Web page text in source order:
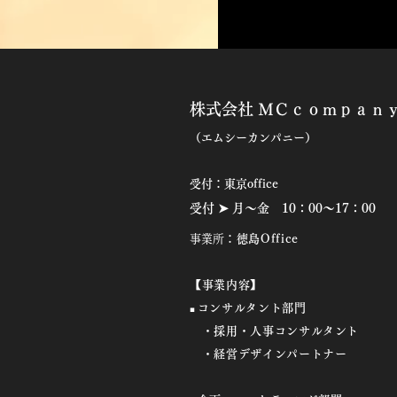
株式会社 ＭＣｃｏｍｐａｎｙ
（エムシーカンパニー）
​​受付：東京office
受付 ➤ 月～金 10：00～17 ：00
​事業所 ：徳島Office
【事業内容】
■
コンサルタント部門
・採用・人事コンサルタント
・経営デザインパートナー